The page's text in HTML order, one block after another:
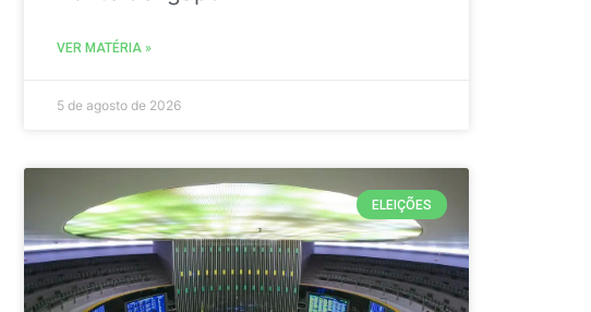
VER MATÉRIA »
5 de agosto de 2026
ELEIÇÕES